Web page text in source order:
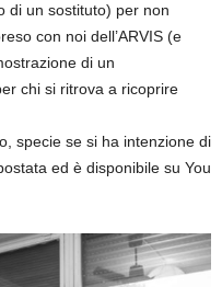
di un sostituto) per non
con noi dell’ARVIS (e
di un
chi si ritrova a ricoprire
specie se si ha intenzione di
ed è disponibile su You